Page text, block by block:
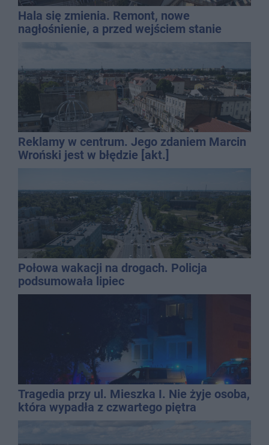
Hala się zmienia. Remont, nowe
nagłośnienie, a przed wejściem stanie
Reklamy w centrum. Jego zdaniem Marcin
Wroński jest w błędzie [akt.]
Połowa wakacji na drogach. Policja
podsumowała lipiec
Tragedia przy ul. Mieszka I. Nie żyje osoba,
która wypadła z czwartego piętra